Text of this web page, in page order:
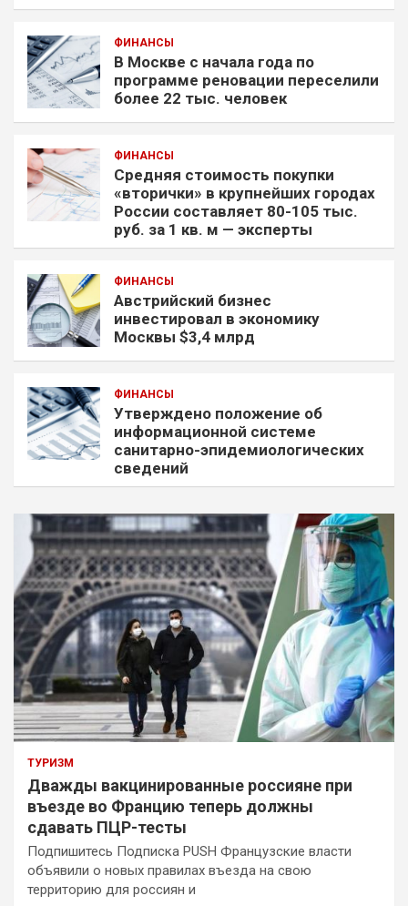
ФИНАНСЫ
В Москве с начала года по
программе реновации переселили
более 22 тыс. человек
ФИНАНСЫ
Средняя стоимость покупки
«вторички» в крупнейших городах
России составляет 80-105 тыс.
руб. за 1 кв. м — эксперты
ФИНАНСЫ
Австрийский бизнес
инвестировал в экономику
Москвы $3,4 млрд
ФИНАНСЫ
Утверждено положение об
информационной системе
санитарно-эпидемиологических
сведений
ТУРИЗМ
Дважды вакцинированные россияне при
въезде во Францию теперь должны
сдавать ПЦР-тесты
Подпишитесь Подписка PUSH Французские власти
объявили о новых правилах въезда на свою
территорию для россиян и